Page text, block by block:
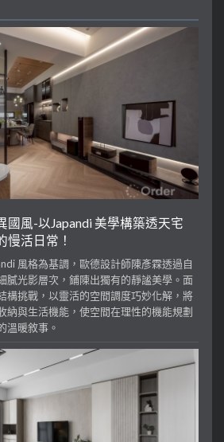
國風-以Japandi 美學構築透天宅
慢活日常！
風格為基調，歐德設計師陳彥霖透過自
膩光影層次，鋪陳出獨有的靜謐美學。面
構挑戰，以靈活的空間調度巧妙化解，將
納與生活機能，使空間在理性的機能規劃
溫暖敘事。